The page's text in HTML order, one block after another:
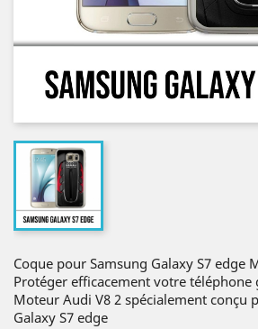
Coque pour Samsung Galaxy S7 edge
Protéger efficacement votre téléphone
Moteur Audi V8 2 spécialement conçu
Galaxy S7 edge